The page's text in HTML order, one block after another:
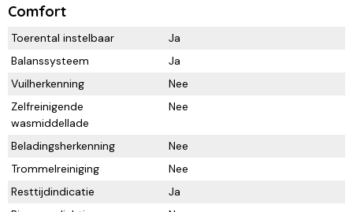
Comfort
Toerental instelbaar
Ja
Balanssysteem
Ja
Vuilherkenning
Nee
Zelfreinigende
wasmiddellade
Nee
Beladingsherkenning
Nee
Trommelreiniging
Nee
Resttijdindicatie
Ja